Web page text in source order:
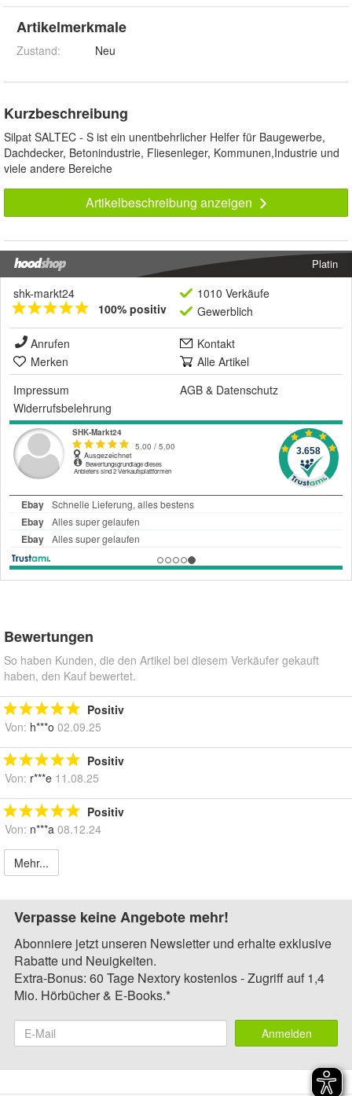
Artikelmerkmale
Zustand: Neu
Kurzbeschreibung
Silpat SALTEC - S ist ein unentbehrlicher Helfer für Baugewerbe,
Dachdecker, Betonindustrie, Fliesenleger, Kommunen,Industrie und
viele andere Bereiche
Artikelbeschreibung anzeigen
Platin
shk-markt24
100% positiv
1010 Verkäufe
Gewerblich
Anrufen
Kontakt
Merken
Alle Artikel
Impressum
AGB & Datenschutz
Widerrufsbelehrung
Bewertungen
So haben Kunden, die den Artikel bei diesem Verkäufer gekauft
haben, den Kauf bewertet.
Positiv
Von: h***o 02.09.25
Positiv
Von: r***e 11.08.25
Positiv
Von: n***a 08.12.24
Mehr...
Verpasse keine Angebote mehr!
Abonniere jetzt unseren Newsletter und erhalte exklusive
Rabatte und Neuigkeiten.
Extra-Bonus: 60 Tage Nextory kostenlos - Zugriff auf 1,4
Mio. Hörbücher & E-Books.*
Anmelden